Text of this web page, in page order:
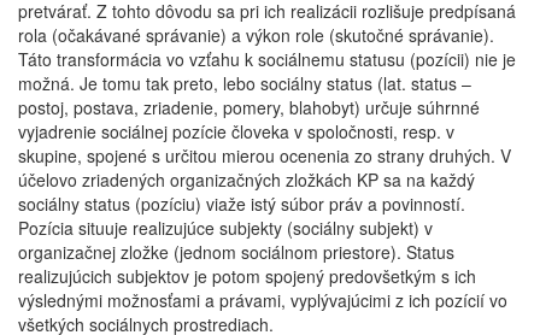
pretvárať. Z tohto dôvodu sa pri ich realizácii rozlišuje predpísaná
rola (očakávané správanie) a výkon role (skutočné správanie).
Táto transformácia vo vzťahu k sociálnemu statusu (pozícii) nie je
možná. Je tomu tak preto, lebo sociálny status (lat. status –
postoj, postava, zriadenie, pomery, blahobyt) určuje súhrnné
vyjadrenie sociálnej pozície človeka v spoločnosti, resp. v
skupine, spojené s určitou mierou ocenenia zo strany druhých. V
účelovo zriadených organizačných zložkách KP sa na každý
sociálny status (pozíciu) viaže istý súbor práv a povinností.
Pozícia situuje realizujúce subjekty (sociálny subjekt) v
organizačnej zložke (jednom sociálnom priestore). Status
realizujúcich subjektov je potom spojený predovšetkým s ich
výslednými možnosťami a právami, vyplývajúcimi z ich pozícií vo
všetkých sociálnych prostrediach.